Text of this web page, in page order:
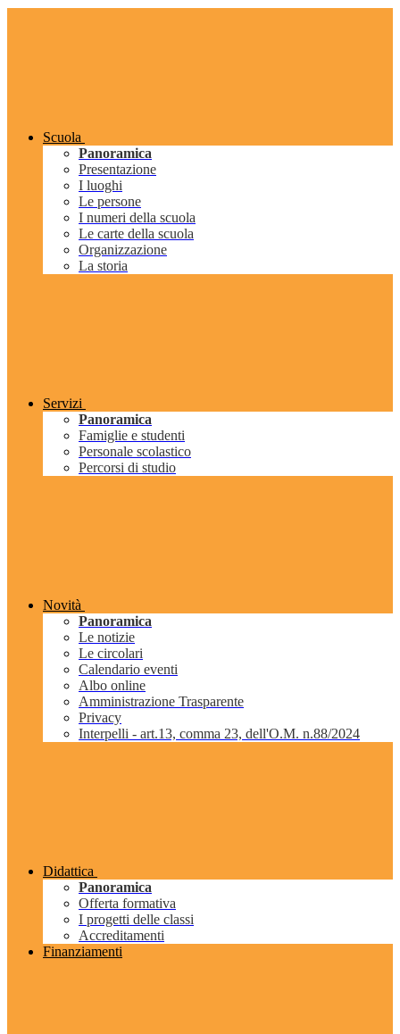
Scuola
Panoramica
Presentazione
I luoghi
Le persone
I numeri della scuola
Le carte della scuola
Organizzazione
La storia
Servizi
Panoramica
Famiglie e studenti
Personale scolastico
Percorsi di studio
Novità
Panoramica
Le notizie
Le circolari
Calendario eventi
Albo online
Amministrazione Trasparente
Privacy
Interpelli - art.13, comma 23, dell'O.M. n.88/2024
Didattica
Panoramica
Offerta formativa
I progetti delle classi
Accreditamenti
Finanziamenti